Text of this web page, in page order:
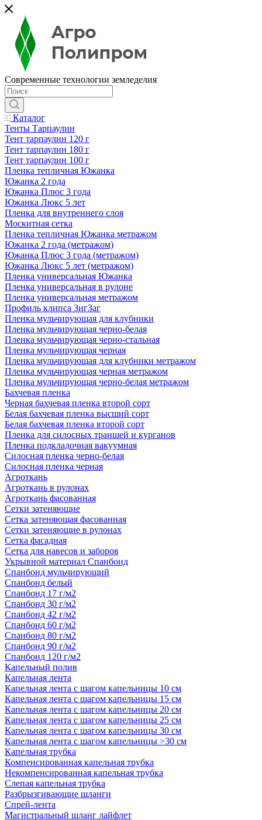
Современные технологии земледелия
Каталог
Тенты Тарпаулин
Тент тарпаулин 120 г
Тент тарпаулин 180 г
Тент тарпаулин 100 г
Пленка тепличная Южанка
Южанка 2 года
Южанка Плюс 3 года
Южанка Люкс 5 лет
Пленка для внутреннего слоя
Москитная сетка
Пленка тепличная Южанка метражом
Южанка 2 года (метражом)
Южанка Плюс 3 года (метражом)
Южанка Люкс 5 лет (метражом)
Пленка универсальная Южанка
Пленка универсальная в рулоне
Пленка универсальная метражом
Профиль клипса ЗигЗаг
Пленка мульчирующая для клубники
Пленка мульчирующая черно-белая
Пленка мульчирующая черно-стальная
Пленка мульчирующая черная
Пленка мульчирующая для клубники метражом
Пленка мульчирующая черная метражом
Пленка мульчирующая черно-белая метражом
Бахчевая пленка
Черная бахчевая пленка второй сорт
Белая бахчевая пленка высший сорт
Белая бахчевая пленка второй сорт
Пленка для силосных траншей и курганов
Пленка подкладочная вакуумная
Силосная пленка черно-белая
Силосная пленка черная
Агроткань
Агроткань в рулонах
Агроткань фасованная
Сетки затеняющие
Сетка затеняющая фасованная
Сетки затеняющие в рулонах
Сетка фасадная
Сетка для навесов и заборов
Укрывной материал Спанбонд
Спанбонд мульчирующий
Спанбонд белый
Спанбонд 17 г/м2
Спанбонд 30 г/м2
Спанбонд 42 г/м2
Спанбонд 60 г/м2
Спанбонд 80 г/м2
Спанбонд 90 г/м2
Спанбонд 120 г/м2
Капельный полив
Капельная лента
Капельная лента с шагом капельницы 10 см
Капельная лента с шагом капельницы 15 см
Капельная лента с шагом капельницы 20 см
Капельная лента с шагом капельницы 25 см
Капельная лента с шагом капельницы 30 см
Капельная лента с шагом капельницы >30 см
Капельная трубка
Компенсированная капельная трубка
Некомпенсированная капельная трубка
Слепая капельная трубка
Разбрызгивающие шланги
Спрей-лента
Магистральный шланг лайфлет